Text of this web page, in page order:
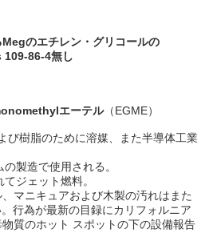
のエチレン・グリコールの
86-4無し
エーテル（EGME）
び樹脂のために溶媒、また半導体工業
製造で使用される。
ジェット燃料。
マニキュアおよび木製の汚れはまた
行為が最新の目録にカリフォルニア
質のホット スポットの下の設備報告